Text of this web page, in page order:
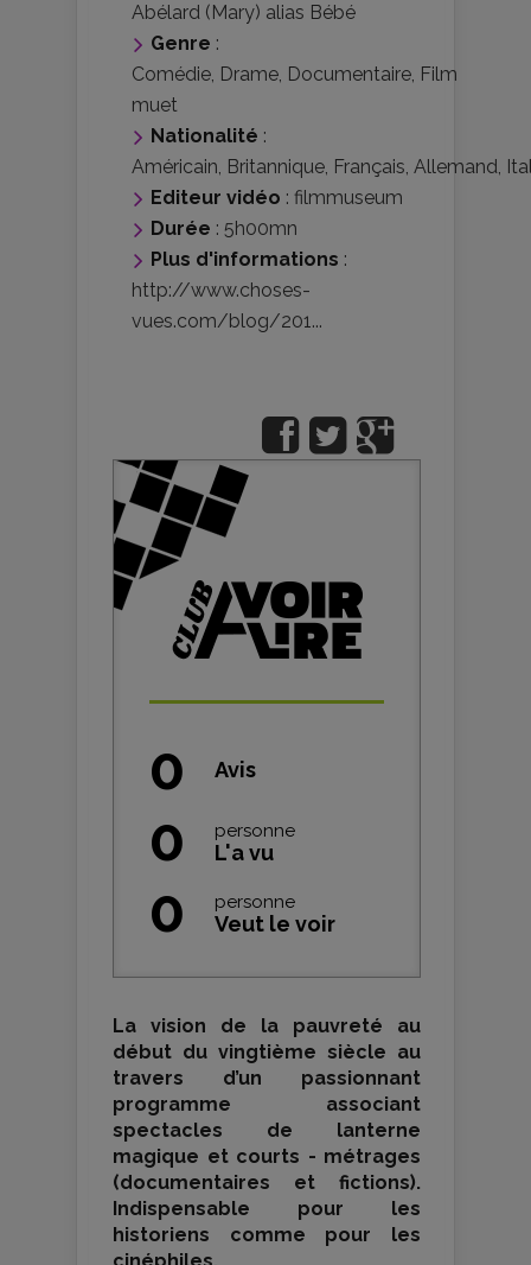
Abélard (Mary) alias Bébé
Genre :
Comédie, Drame, Documentaire, Film
muet
Nationalité :
Américain, Britannique, Français, Allemand,
Editeur vidéo : filmmuseum
Durée : 5h00mn
Plus d'informations :
http://www.choses-
vues.com/blog/201...
0 Avis
0 personne
L'a vu
0 personne
Veut le voir
La vision de la pauvreté au
début du vingtième siècle au
travers d’un passionnant
programme associant
spectacles de lanterne
magique et courts - métrages
(documentaires et fictions).
Indispensable pour les
historiens comme pour les